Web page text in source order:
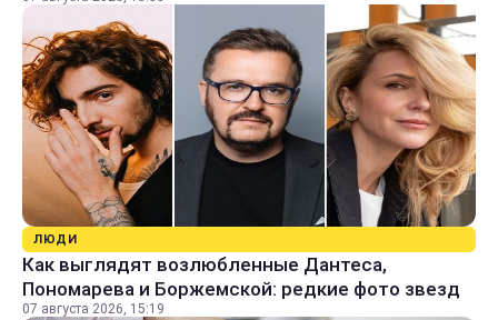
ЛЮДИ
Как выглядят возлюбленные Дантеса,
Пономарева и Боржемской: редкие фото звезд
07 августа 2026, 15:19